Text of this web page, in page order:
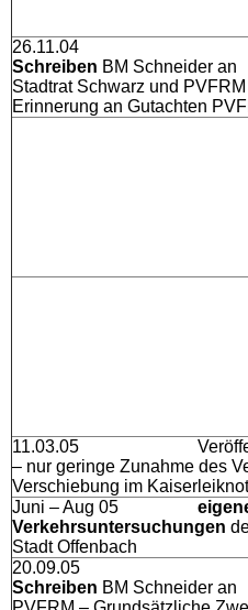
26.11.04
Schreiben BM Schneider an
Stadtrat Schwarz und
Erinnerung an Gutachten
11.03.05
– nur geringe Zunahme des
Verschiebung im
Juni – Aug 05
Verkehrsuntersuchungen
Stadt Offenbach
20.09.05
Schreiben BM Schneider an